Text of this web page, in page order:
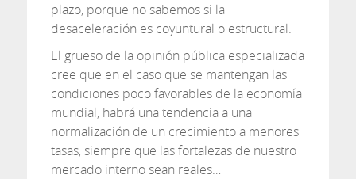
plazo, porque no sabemos si la
desaceleración es coyuntural o estructural.
El grueso de la opinión pública especializada
cree que en el caso que se mantengan las
condiciones poco favorables de la economía
mundial, habrá una tendencia a una
normalización de un crecimiento a menores
tasas, siempre que las fortalezas de nuestro
mercado interno sean reales…